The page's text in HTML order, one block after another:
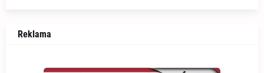
Reklama